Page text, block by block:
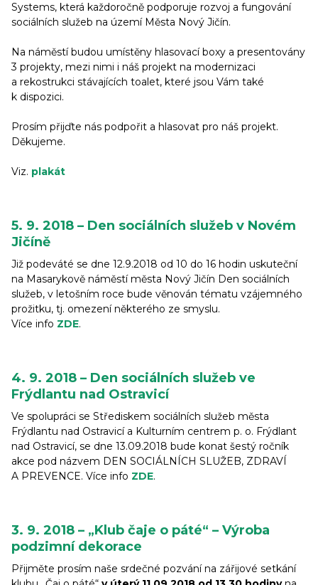
Systems, která každoročně podporuje rozvoj a fungování
sociálních služeb na území Města Nový Jičín.
Na náměstí budou umístěny hlasovací boxy a presentovány
3 projekty, mezi nimi i náš projekt na modernizaci
a rekostrukci stávajících toalet, které jsou Vám také
k dispozici.
Prosím přijďte nás podpořit a hlasovat pro náš projekt.
Děkujeme.
Viz. plakát
5. 9. 2018 – Den sociálních služeb v Novém
Jičíně
Již podeváté se dne 12.9.2018 od 10 do 16 hodin uskuteční
na Masarykově náměstí města Nový Jičín Den sociálních
služeb, v letošním roce bude věnován tématu vzájemného
prožitku, tj. omezení některého ze smyslu.
Více info ZDE.
4. 9. 2018 – Den sociálních služeb ve
Frýdlantu nad Ostravicí
Ve spolupráci se Střediskem sociálních služeb města
Frýdlantu nad Ostravicí a Kulturním centrem p. o. Frýdlant
nad Ostravicí, se dne 13.09.2018 bude konat šestý ročník
akce pod názvem DEN SOCIÁLNÍCH SLUŽEB, ZDRAVÍ
A PREVENCE. Více info ZDE.
3. 9. 2018 – „Klub čaje o páté“ – Výroba
podzimní dekorace
Přijměte prosím naše srdečné pozvání na zářijové setkání